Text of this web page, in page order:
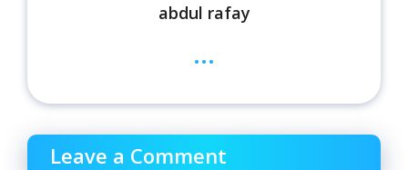
abdul rafay
...
Leave a Comment